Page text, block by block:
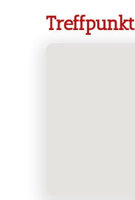
Treffpunkt